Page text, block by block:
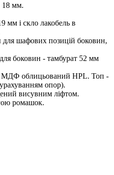
18 мм.
мм і скло лакобель в
для шафових позицій боковин,
боковин - тамбурат 52 мм
МДФ облицьований HPL. Топ -
опор).
висувним ліфтом.
ромашок.